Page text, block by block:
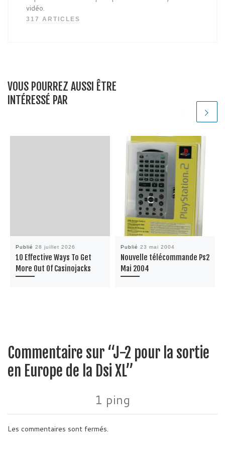
vidéo.
317 ARTICLES
VOUS POURREZ AUSSI ÊTRE
INTÉRESSÉ PAR
Publié 28 juillet 2026
10 Effective Ways To Get
More Out Of Casinojacks
Publié 23 mai 2004
Nouvelle télécommande Ps2
Mai 2004
Commentaire sur “J-2 pour la sortie
en Europe de la Dsi XL”
1 ping
Les commentaires sont fermés.